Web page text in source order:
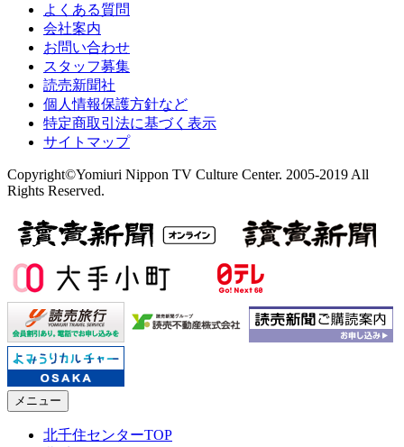
よくある質問
会社案内
お問い合わせ
スタッフ募集
読売新聞社
個人情報保護方針など
特定商取引法に基づく表示
サイトマップ
Copyright©Yomiuri Nippon TV Culture Center. 2005-2019 All
Rights Reserved.
メニュー
北千住センターTOP